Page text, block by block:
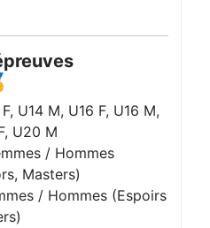
U14 M, U16 F, U16 M,
U20 M
/ Hommes
Masters)
/ Hommes (Espoirs